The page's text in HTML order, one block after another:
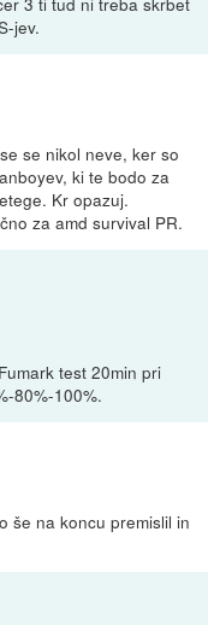
jev.
se nikol neve, ker so
ki te bodo za
Kr opazuj.
za amd survival PR.
test 20min pri
80%-100%.
še na koncu premislil in